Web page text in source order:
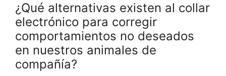
¿Qué alternativas existen al collar
electrónico para corregir
comportamientos no deseados
en nuestros animales de
compañía?